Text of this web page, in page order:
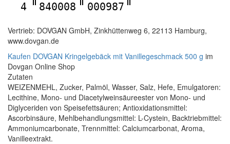
4 840008 000987
Vertrieb: DOVGAN GmbH, Zinkhüttenweg 6, 22113 Hamburg,
www.dovgan.de
Kaufen DOVGAN Kringelgebäck mit Vanillegeschmack 500 g im
Dovgan Online Shop
Zutaten
WEIZENMEHL, Zucker, Palmöl, Wasser, Salz, Hefe, Emulgatoren:
Lecithine, Mono- und Diacetylweinsäureester von Mono- und
Diglyceriden von Speisefettsäuren; Antioxidationsmittel:
Ascorbinsäure, Mehlbehandlungsmittel: L-Cystein, Backtriebmittel:
Ammoniumcarbonate, Trennmittel: Calciumcarbonat, Aroma,
Vanilleextrakt.